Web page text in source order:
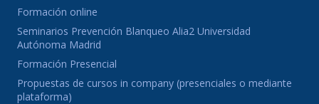
Formación online
Seminarios Prevención Blanqueo Alia2 Universidad
Autónoma Madrid
Formación Presencial
Propuestas de cursos in company (presenciales o mediante
plataforma)